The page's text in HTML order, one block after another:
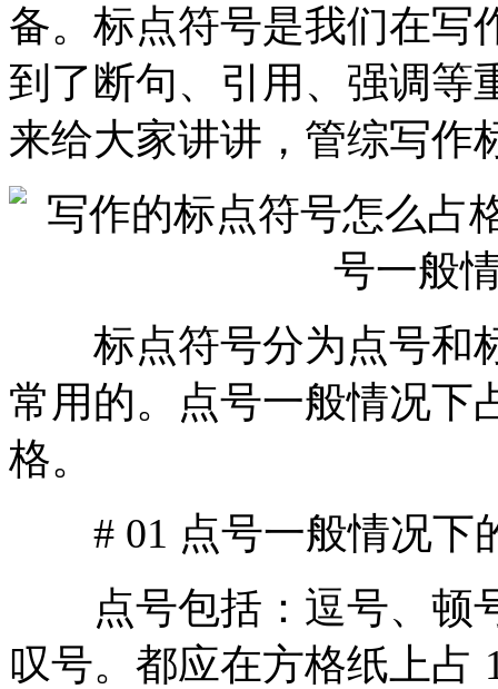
备。标点符号是我们在写
到了断句、引用、强调等
来给大家讲讲，管综写作
标点符号分为点号和
常用的。点号一般情况下
格。
# 01 点号一般情况下
点号包括：逗号、顿
叹号。都应在方格纸上占